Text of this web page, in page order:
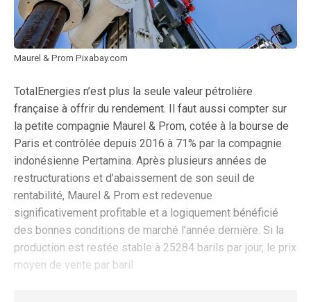
Maurel & Prom Pixabay.com
TotalEnergies n’est plus la seule valeur pétrolière
française à offrir du rendement. Il faut aussi compter sur
la petite compagnie Maurel & Prom, cotée à la bourse de
Paris et contrôlée depuis 2016 à 71% par la compagnie
indonésienne Pertamina. Après plusieurs années de
restructurations et d’abaissement de son seuil de
rentabilité, Maurel & Prom est redevenue
significativement profitable et a logiquement bénéficié
des bonnes conditions de marché l’année dernière. Si la
production est restée stable à 25284 barils par jour, le prix
moyen de vente par baril